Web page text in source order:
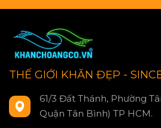
THẾ GIỚI KHĂN ĐẸP -
61/3 Đất Thánh, Phường
Quận Tân Bình) TP HCM.